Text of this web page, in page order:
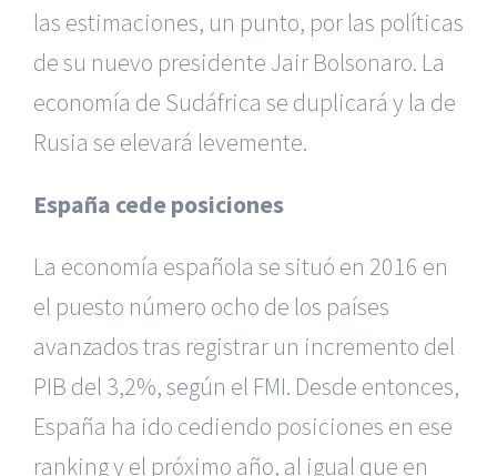
las estimaciones, un punto, por las políticas
de su nuevo presidente Jair Bolsonaro. La
economía de Sudáfrica se duplicará y la de
Rusia se elevará levemente.
España cede posiciones
La economía española se situó en 2016 en
el puesto número ocho de los países
avanzados tras registrar un incremento del
PIB del 3,2%, según el FMI. Desde entonces,
España ha ido cediendo posiciones en ese
ranking y el próximo año, al igual que en